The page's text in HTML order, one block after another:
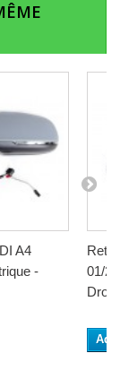
A4
-
01/
Droit